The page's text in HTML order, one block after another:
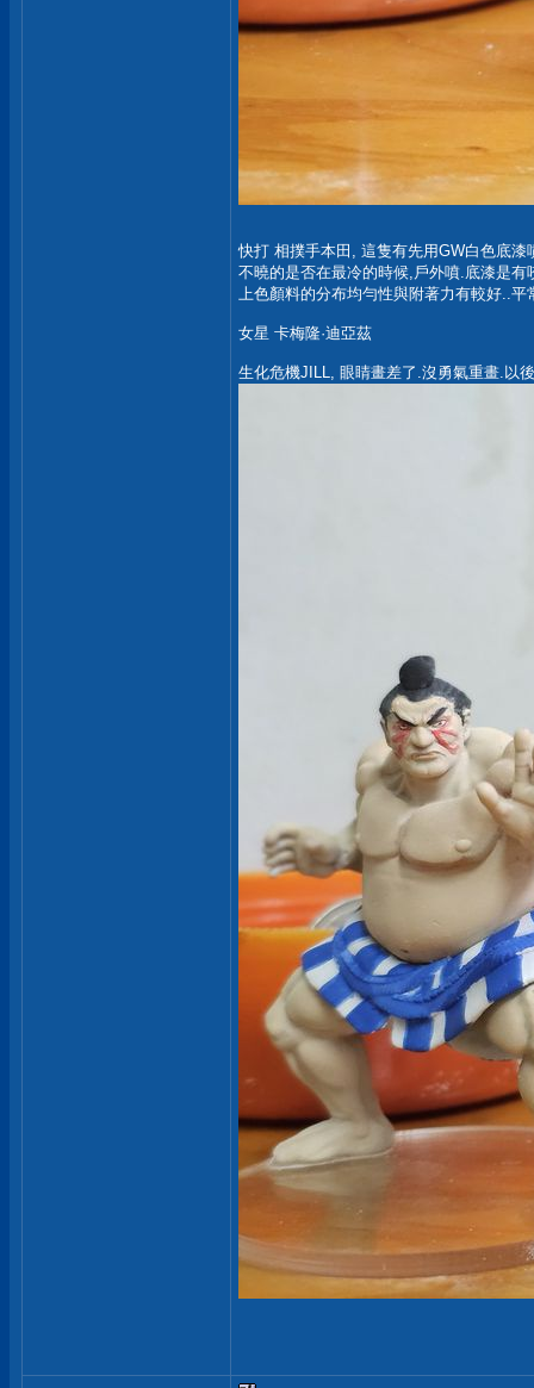
快打 相撲手本田, 這隻有先用GW白色底漆
不曉的是否在最冷的時候,戶外噴.底漆是
上色顏料的分布均勻性與附著力有較好..平
女星 卡梅隆·迪亞茲
生化危機JILL, 眼睛畫差了.沒勇氣重畫.以